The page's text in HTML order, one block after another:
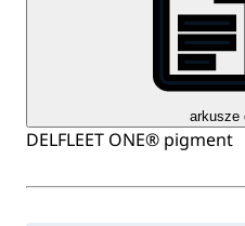
arkusze
DELFLEET ONE® pigment